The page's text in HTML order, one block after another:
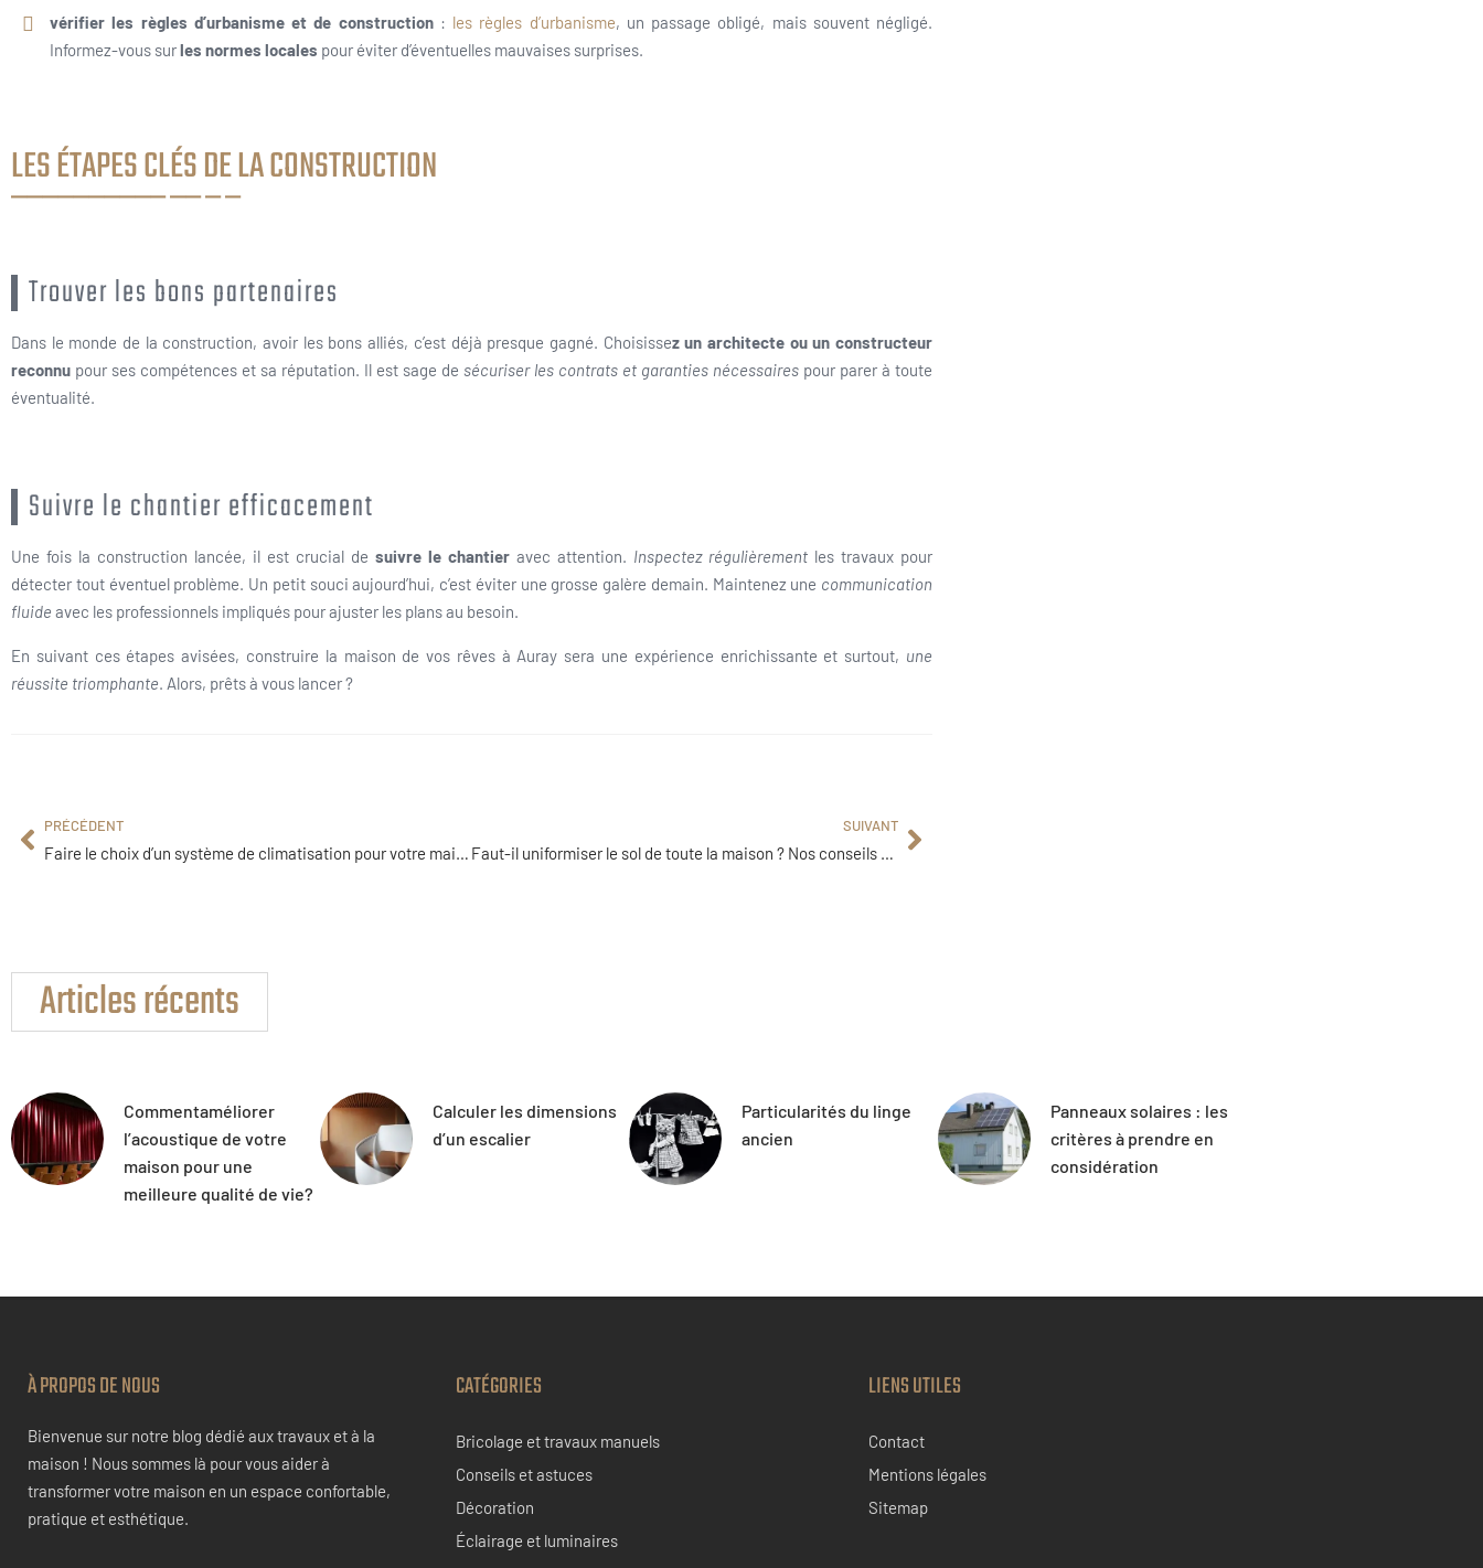
vérifier les règles d’urbanisme et de construction: les règles d’urbanisme, un passage obligé, mais souvent négligé.
Informez-vous surles normes locales pour éviter d’éventuelles mauvaises surprises.
LES ÉTAPES CLÉS DE LA CONSTRUCTION
Trouver les bons partenaires
Dans le monde de la construction, avoir les bons alliés, c’est déjà presque gagné. Choisissez un architecte ou un constructeur
reconnu pour ses compétences et sa réputation. Il est sage de sécuriser les contrats et garanties nécessaires pour parer à toute
éventualité.
Suivre le chantier efficacement
Une fois la construction lancée, il est crucial de suivre le chantier avec attention. Inspectez régulièrement les travaux pour
détecter tout éventuel problème. Un petit souci aujourd’hui, c’est éviter une grosse galère demain. Maintenez une communication
fluide avec les professionnels impliqués pour ajuster les plans au besoin.
En suivant ces étapes avisées, construire la maison de vos rêves à Auray sera une expérience enrichissante et surtout, une
réussite triomphante. Alors, prêts à vous lancer ?
PRÉCÉDENT
Faire le choix d’un système de climatisation pour votre maison en Mayenne
SUIVANT
Faut-il uniformiser le sol de toute la maison ? Nos conseils pour un intérieur harmonieux
Articles récents
Commentaméliorer
l’acoustique de votre
maison pour une
meilleure qualité de vie?
Calculer les dimensions
d’un escalier
Particularités du linge
ancien
Panneaux solaires : les
critères à prendre en
considération
À PROPOS DE NOUS
Bienvenue sur notre blog dédié aux travaux et à la
maison ! Nous sommes là pour vous aider à
transformer votre maison en un espace confortable,
pratique et esthétique.
CATÉGORIES
Bricolage et travaux manuels
Conseils et astuces
Décoration
Éclairage et luminaires
LIENS UTILES
Contact
Mentions légales
Sitemap